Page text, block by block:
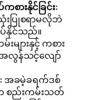
စားနိုင်ခြင်း:
ပြုစရာမလိုဘဲ
ပ်နိုင်သည်။
များနှင့် ကစား
အလွန်သင့်လျော်
အခမဲ့ခရက်ဒစ်
က စည်းကမ်းသတ်